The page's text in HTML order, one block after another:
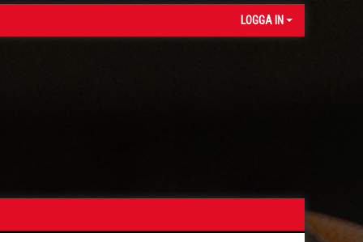
LOGGA IN